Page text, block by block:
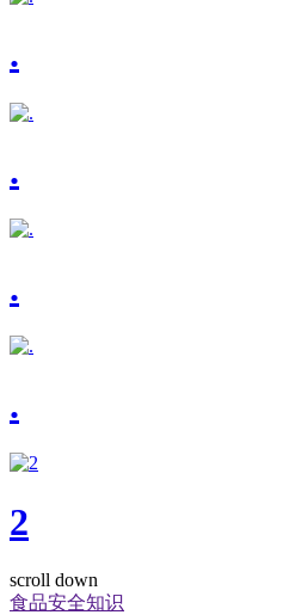
.
.
.
.
2
scroll down
食品安全知识